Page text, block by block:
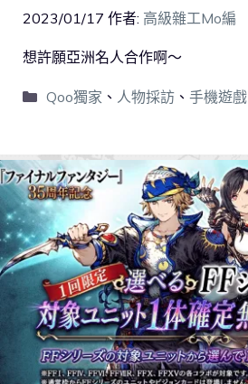
2023/01/17 作者: 高級雜工Mo編
想許願亞洲名人合作啊～
Qoo獨家 、 人物採訪、 手機遊戲